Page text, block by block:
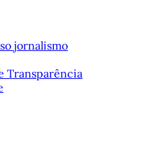
jornalismo
Transparência